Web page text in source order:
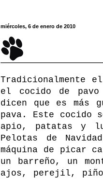
miércoles, 6 de enero de 2010
Tradicionalmente
el cocido de
dicen que es más
pava. Este cocido
apio, patatas y
Pelotas de
máquina de picar
un barreño, un
ajos, perejil,